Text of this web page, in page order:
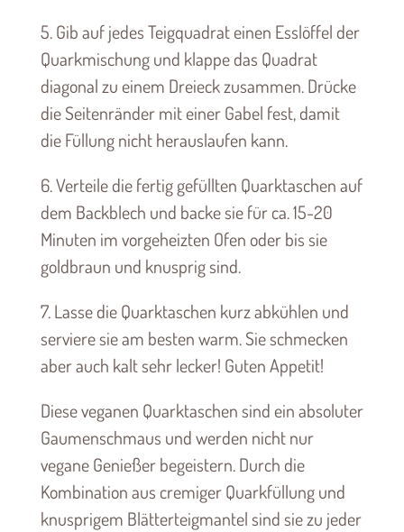
5. Gib auf jedes Teigquadrat einen Esslöffel der
Quarkmischung und klappe das Quadrat
diagonal zu einem Dreieck zusammen. Drücke
die Seitenränder mit einer Gabel fest, damit
die Füllung nicht herauslaufen kann.
6. Verteile die fertig gefüllten Quarktaschen auf
dem Backblech und backe sie für ca. 15-20
Minuten im vorgeheizten Ofen oder bis sie
goldbraun und knusprig sind.
7. Lasse die Quarktaschen kurz abkühlen und
serviere sie am besten warm. Sie schmecken
aber auch kalt sehr lecker! Guten Appetit!
Diese veganen Quarktaschen sind ein absoluter
Gaumenschmaus und werden nicht nur
vegane Genießer begeistern. Durch die
Kombination aus cremiger Quarkfüllung und
knusprigem Blätterteigmantel sind sie zu jeder